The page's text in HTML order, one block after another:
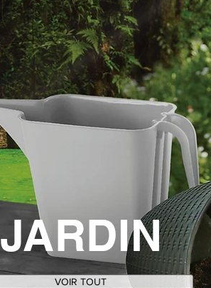
JARDIN
VOIR TOUT